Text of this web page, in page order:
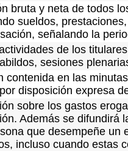
bruta y neta de todos
sueldos,
señalando la
de los
sesiones
contenida en las
disposición expresa
sobre los gastos
Además se difundirá
que desempeñe
incluso cuando estas